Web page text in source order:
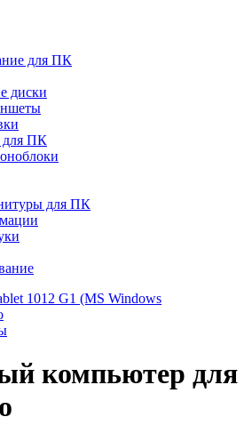
для ПК
диски
для ПК
для ПК
1012 G1 (MS Windows
компьютер для